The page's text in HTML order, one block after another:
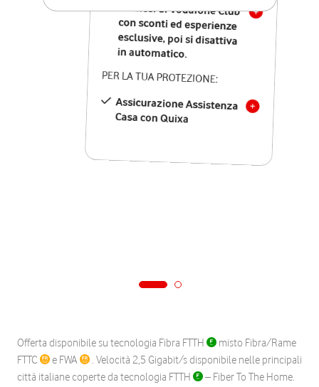
12 mesi di Vodafone Club
con sconti ed esperienze
esclusive, poi si disattiva
in automatico.
PER LA TUA PROTEZIONE:
Assicurazione Assistenza
Casa con Quixa
Offerta disponibile su tecnologia Fibra FTTH
misto Fibra/Rame
FTTC
e FWA
. Velocità 2,5 Gigabit/s disponibile nelle principali
città italiane coperte da tecnologia FTTH
– Fiber To The Home.